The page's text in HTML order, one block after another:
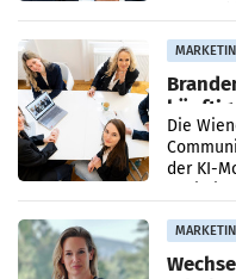
künftig
Die
der KI-